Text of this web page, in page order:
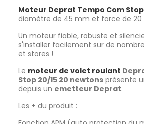
Moteur Deprat Tempo Com Stop
diamètre de 45 mm et force de 20
Un moteur fiable, robuste et
s'installer facilement sur de
et stores !
Le moteur de volet roulant
Stop 20/15 20 newtons présente
depuis un emetteur Deprat.
Les + du produit :